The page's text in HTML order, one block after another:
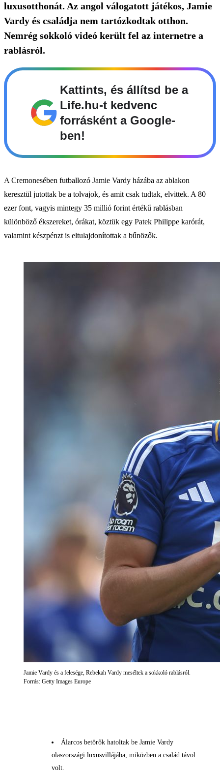
luxusotthonát. Az angol válogatott játékos, Jamie
Vardy és családja nem tartózkodtak otthon.
Nemrég sokkoló videó került fel az internetre a
rablásról.
Kattints, és állítsd be a
Life.hu-t kedvenc
forrásként a Google-
ben!
A Cremonesében futballozó Jamie Vardy házába az ablakon
keresztül jutottak be a tolvajok, és amit csak tudtak, elvittek. A 80
ezer font, vagyis mintegy 35 millió forint értékű rablásban
különböző ékszereket, órákat, köztük egy Patek Philippe karórát,
valamint készpénzt is eltulajdonítottak a bűnözők.
Jamie Vardy és a felesége, Rebekah Vardy meséltek a sokkoló rablásról.
Forrás: Getty Images Europe
Álarcos betörők hatoltak be Jamie Vardy
olaszországi luxusvillájába, miközben a család távol
volt.